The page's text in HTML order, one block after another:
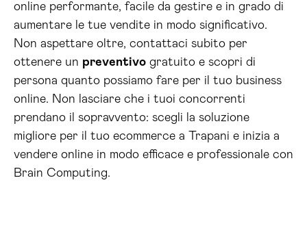
online performante, facile da gestire e in grado di
aumentare le tue vendite in modo significativo.
Non aspettare oltre, contattaci subito per
ottenere un preventivo gratuito e scopri di
persona quanto possiamo fare per il tuo business
online. Non lasciare che i tuoi concorrenti
prendano il sopravvento: scegli la soluzione
migliore per il tuo ecommerce a Trapani e inizia a
vendere online in modo efficace e professionale con
Brain Computing.